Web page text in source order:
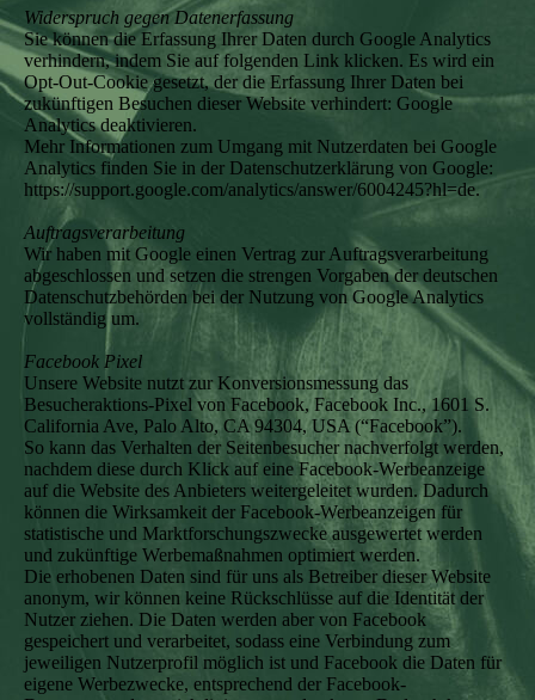
Widerspruch gegen Datenerfassung
Sie können die Erfassung Ihrer Daten durch Google Analytics
verhindern, indem Sie auf folgenden Link klicken. Es wird ein
Opt-Out-Cookie gesetzt, der die Erfassung Ihrer Daten bei
zukünftigen Besuchen dieser Website verhindert: Google
Analytics deaktivieren.
Mehr Informationen zum Umgang mit Nutzerdaten bei Google
Analytics finden Sie in der Datenschutzerklärung von Google:
https://support.google.com/analytics/answer/6004245?hl=de.
Auftragsverarbeitung
Wir haben mit Google einen Vertrag zur Auftragsverarbeitung
abgeschlossen und setzen die strengen Vorgaben der deutschen
Datenschutzbehörden bei der Nutzung von Google Analytics
vollständig um.
Facebook Pixel
Unsere Website nutzt zur Konversionsmessung das
Besucheraktions-Pixel von Facebook, Facebook Inc., 1601 S.
California Ave, Palo Alto, CA 94304, USA (“Facebook”).
So kann das Verhalten der Seitenbesucher nachverfolgt werden,
nachdem diese durch Klick auf eine Facebook-Werbeanzeige
auf die Website des Anbieters weitergeleitet wurden. Dadurch
können die Wirksamkeit der Facebook-Werbeanzeigen für
statistische und Marktforschungszwecke ausgewertet werden
und zukünftige Werbemaßnahmen optimiert werden.
Die erhobenen Daten sind für uns als Betreiber dieser Website
anonym, wir können keine Rückschlüsse auf die Identität der
Nutzer ziehen. Die Daten werden aber von Facebook
gespeichert und verarbeitet, sodass eine Verbindung zum
jeweiligen Nutzerprofil möglich ist und Facebook die Daten für
eigene Werbezwecke, entsprechend der Facebook-